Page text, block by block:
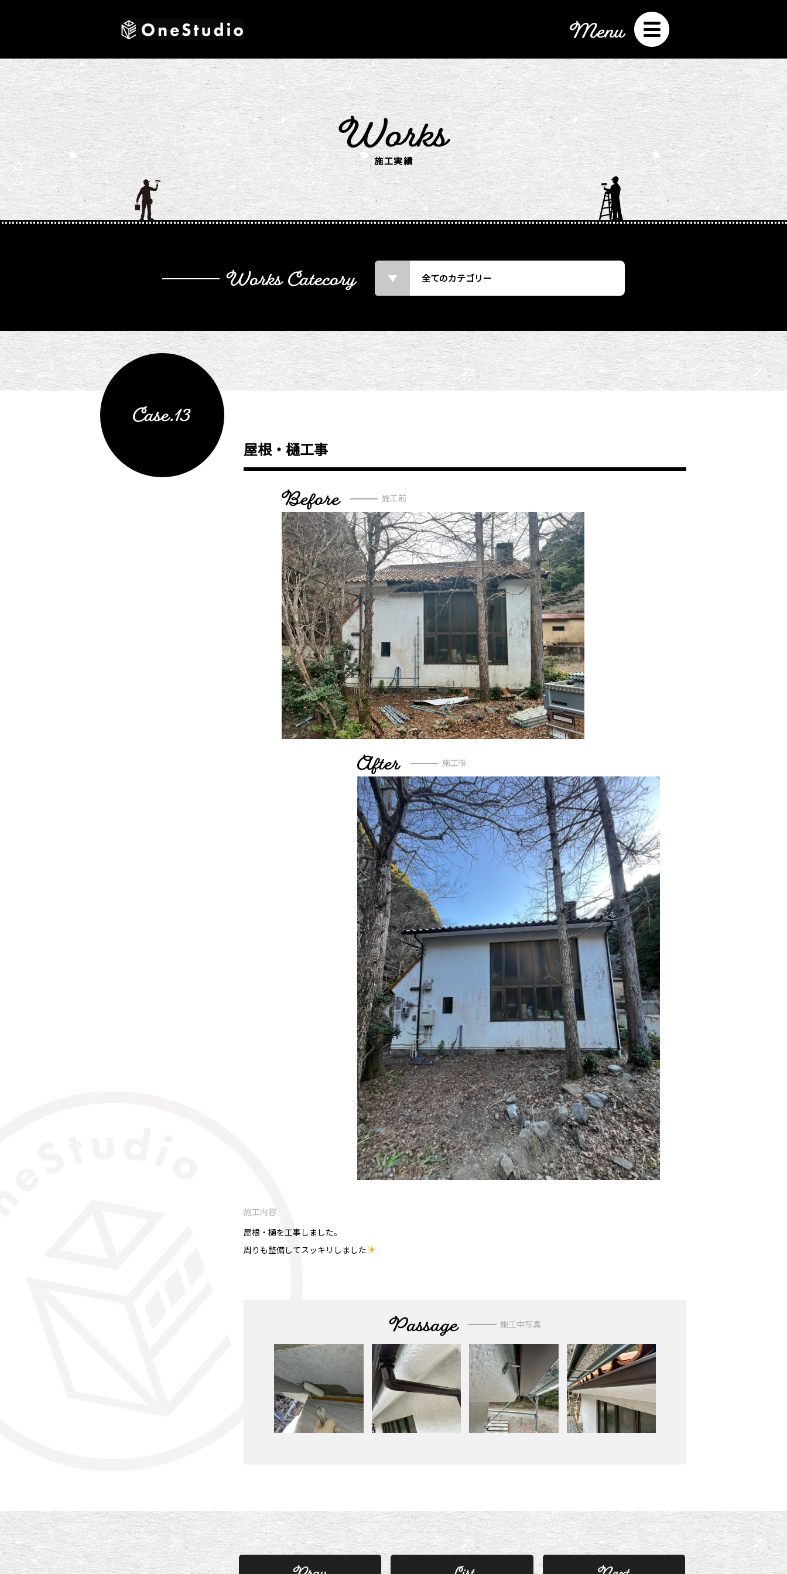
Works
施工実績
Works Catecory 全てのカテゴリー
Case.13
屋根・樋工事
Before 施工前
After 施工後
施工内容
屋根・樋を工事しました。
周りも整備してスッキリしました
Passage 施工中写真